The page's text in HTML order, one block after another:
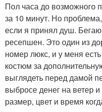
Пол часа до возможного
за 10 минут. Но
если я принял душ.
ресепшен. Это один из
номер люкс, и у меня
костюм за
выглядеть перед дамой
выбросе денег на ветер
размер, цвет и время